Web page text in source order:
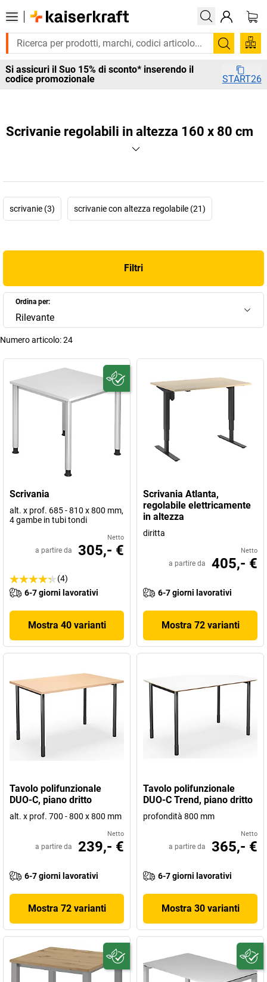
Cerca
Si assicuri il Suo 15% di sconto* inserendo il
codice promozionale
START26
Scrivanie regolabili in altezza 160 x 80 cm
scrivanie (3) scrivanie con altezza regolabile (21)
Filtri
Ordina per:
Rilevante
Numero articolo:24
Scrivania
alt. x prof. 685 - 810 x 800 mm,
4 gambe in tubi tondi
Netto
a partire da 305,- €
(4)
6-7 giorni lavorativi
Mostra 40 varianti
Scrivania Atlanta,
regolabile elettricamente
in altezza
diritta
Netto
a partire da 405,- €
6-7 giorni lavorativi
Mostra 72 varianti
Tavolo polifunzionale
DUO-C, piano dritto
alt. x prof. 700 - 800 x 800 mm
Netto
a partire da 239,- €
6-7 giorni lavorativi
Mostra 72 varianti
Tavolo polifunzionale
DUO-C Trend, piano dritto
profondità 800 mm
Netto
a partire da 365,- €
6-7 giorni lavorativi
Mostra 30 varianti